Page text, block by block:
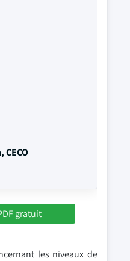
gratuit
les niveaux de